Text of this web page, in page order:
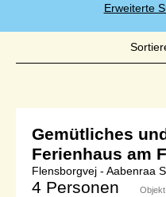
Erweiterte
Gemütliches
Ferienhaus am
Flensborgvej - Aabenraa
4 Personen Objekt